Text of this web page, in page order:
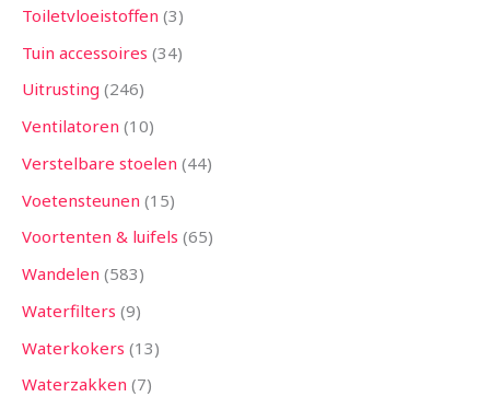
Toiletvloeistoffen 3
Tuin accessoires 34
Uitrusting 246
Ventilatoren 10
Verstelbare stoelen 44
Voetensteunen 15
Voortenten & luifels 65
Wandelen 583
Waterfilters 9
Waterkokers 13
Waterzakken 7